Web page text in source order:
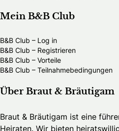
Mein B&B Club
B&B Club – Log in
B&B Club – Registrieren
B&B Club – Vorteile
B&B Club – Teilnahmebedingungen
Über Braut & Bräutigam
Braut & Bräutigam ist eine
Heiraten. Wir bieten